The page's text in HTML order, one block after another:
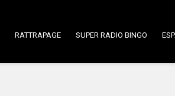
RATTRAPAGE SUPER RADIO BINGO